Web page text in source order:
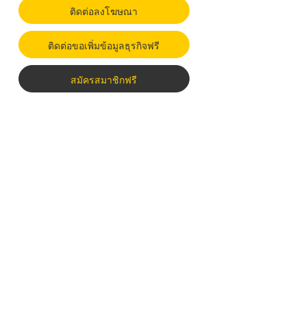
ติดต่อลงโฆษณา
ติดต่อขอเพิ่มข้อมูลธุรกิจฟรี
สมัครสมาชิกฟรี